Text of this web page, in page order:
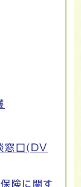
窓口(DV
険に関す